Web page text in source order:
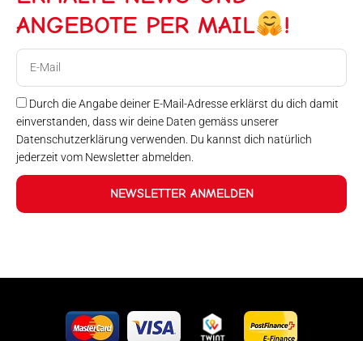
ANGEBOTE PER MAIL
!
Durch die Angabe deiner E-Mail-Adresse erklärst du dich damit
einverstanden, dass wir deine Daten gemäss unserer
Datenschutzerklärung verwenden. Du kannst dich natürlich
jederzeit vom Newsletter abmelden.
NEWSLETTER ANMELDEN